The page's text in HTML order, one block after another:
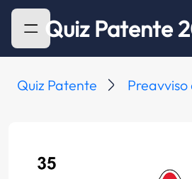
Quiz Patente
Quiz Patente